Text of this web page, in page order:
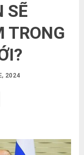
SẼ
TRONG
2024